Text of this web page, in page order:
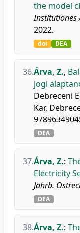
the model
Institutiones
2022.
doi DEA
36.Árva, Z.,
jogi
Debreceni
Kar,
DEA
37.Árva, Z.:
Electricity
Jahrb.
DEA
38.Árva, Z.: